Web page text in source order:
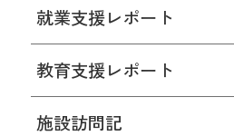
就業支援レポート
教育支援レポート
施設訪問記